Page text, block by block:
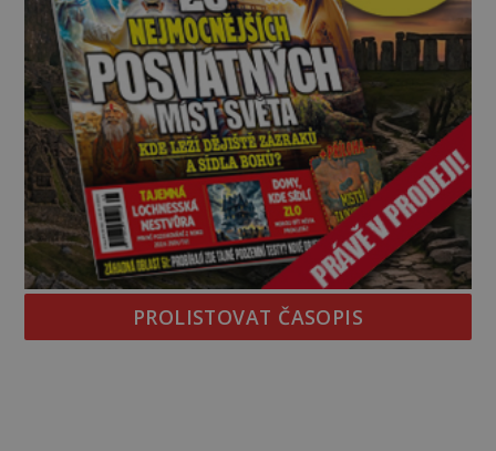
PROLISTOVAT ČASOPIS